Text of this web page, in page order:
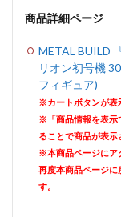
商品詳細ページ
METAL BUILD
リオン初号機
フィギュア)
※カートボタンが表
※「商品情報を表示
ることで商品が表示
※本商品ページにア
再度本商品ページに
す。